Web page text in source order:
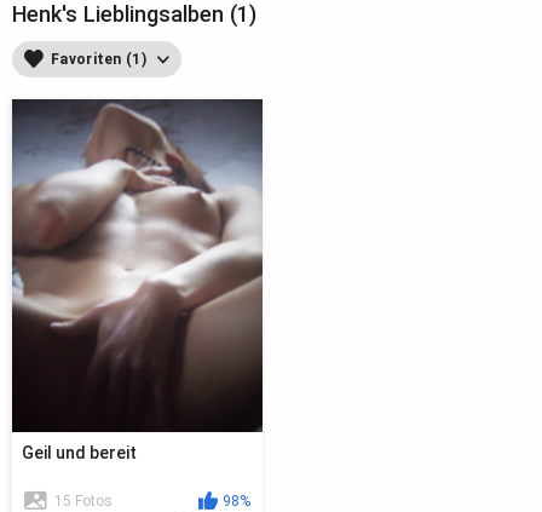
Henk's Lieblingsalben (1)
Favoriten (1)
Geil und bereit
15 Fotos
98%